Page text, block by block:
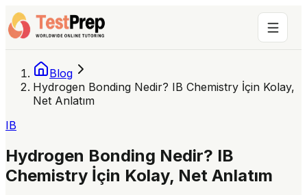
Blog
Hydrogen Bonding Nedir? IB Chemistry İçin Kolay,
Net Anlatım
IB
Hydrogen Bonding Nedir? IB
Chemistry İçin Kolay, Net Anlatım